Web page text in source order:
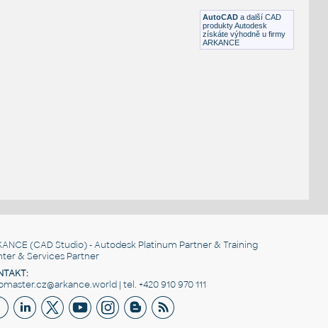
AutoCAD a další CAD
produkty Autodesk
získáte výhodně u firmy
ARKANCE
(CAD Studio) - Autodesk Platinum Partner & Training
& Services Partner
| tel. +420 910 970 111